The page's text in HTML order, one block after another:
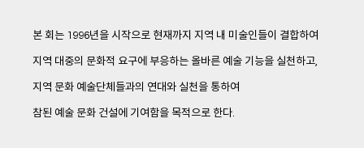
본 회는 1996년을 시작으로 현재까지 지역 내 미술인들이 결합하여
지역 대중의 문화적 요구에 부응하는 올바른 예술 기능을 실천하고,
지역 문화 예술단체들과의 연대와 실천을 통하여
참된 예술 문화 건설에 기여함을 목적으로 한다.